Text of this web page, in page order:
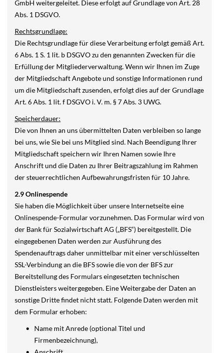
GmbH weitergeleitet. Diese erfolgt auf Grundlage von Art. 28
Abs. 1 DSGVO.
Rechtsgrundlage:
Die Rechtsgrundlage für diese Verarbeitung erfolgt gemäß Art.
6 Abs. 1 S. 1 lit. b DSGVO zu den genannten Zwecken für die
Erfüllung der Mitgliederverwaltung. Wenn wir Ihnen im Zuge
der Mitgliedschaft Angebote und sonstige Informationen rund
um die Mitgliedschaft zusenden, erfolgt dies auf der Grundlage
Art. 6 Abs. 1 lit. f DSGVO i. V. m. § 7 Abs. 3 UWG.
Speicherdauer:
Die von Ihnen an uns übermittelten Daten verbleiben so lange
bei uns, wie Sie bei uns Mitglied sind. Nach Beendigung Ihrer
Mitgliedschaft speichern wir Ihren Namen sowie Ihre
Anschrift und die Daten zu Ihrer Beitragszahlung im Rahmen
der steuerrechtlichen Aufbewahrungsfristen für 10 Jahre.
2.9 Onlinespende
Sie haben die Möglichkeit über unsere Internetseite eine
Onlinespende-Formular vorzunehmen. Das Formular wird von
der Bank für Sozialwirtschaft AG („BFS“) bereitgestellt. Die
eingegebenen Daten werden zur Ausführung des
Spendenauftrags daher unmittelbar mit einer verschlüsselten
SSL-Verbindung an die BFS sowie die von der BFS zur
Bereitstellung des Formulars eingesetzten technischen
Dienstleisters weitergegeben. Eine Weitergabe der Daten an
sonstige Dritte findet nicht statt. Folgende Daten werden mit
dem Formular erhoben:
Name mit Anrede (optional Titel und
Firmenbezeichnung),